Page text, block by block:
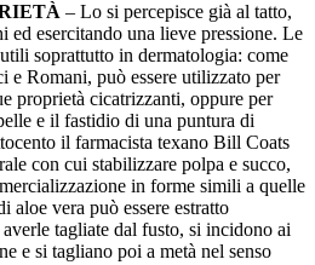
– Lo si percepisce già al tatto,
ed esercitando una lieve pressione. Le
soprattutto in dermatologia: come
e Romani, può essere utilizzato per
proprietà cicatrizzanti, oppure per
e il fastidio di una puntura di
il farmacista texano Bill Coats
con cui stabilizzare polpa e succo,
in forme simili a quelle
aloe vera può essere estratto
tagliate dal fusto, si incidono ai
e si tagliano poi a metà nel senso